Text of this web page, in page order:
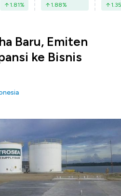
1.81% 1.88% 1.35
Baru, Emiten
ke Bisnis